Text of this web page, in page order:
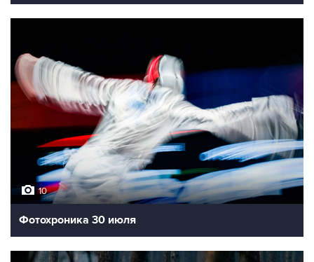
10
Фотохроника 30 июля